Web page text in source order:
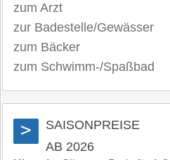
zum Arzt
zur Badestelle/Gewässer
zum Bäcker
zum Schwimm-/Spaßbad
>
SAISONPREISE
AB 2026